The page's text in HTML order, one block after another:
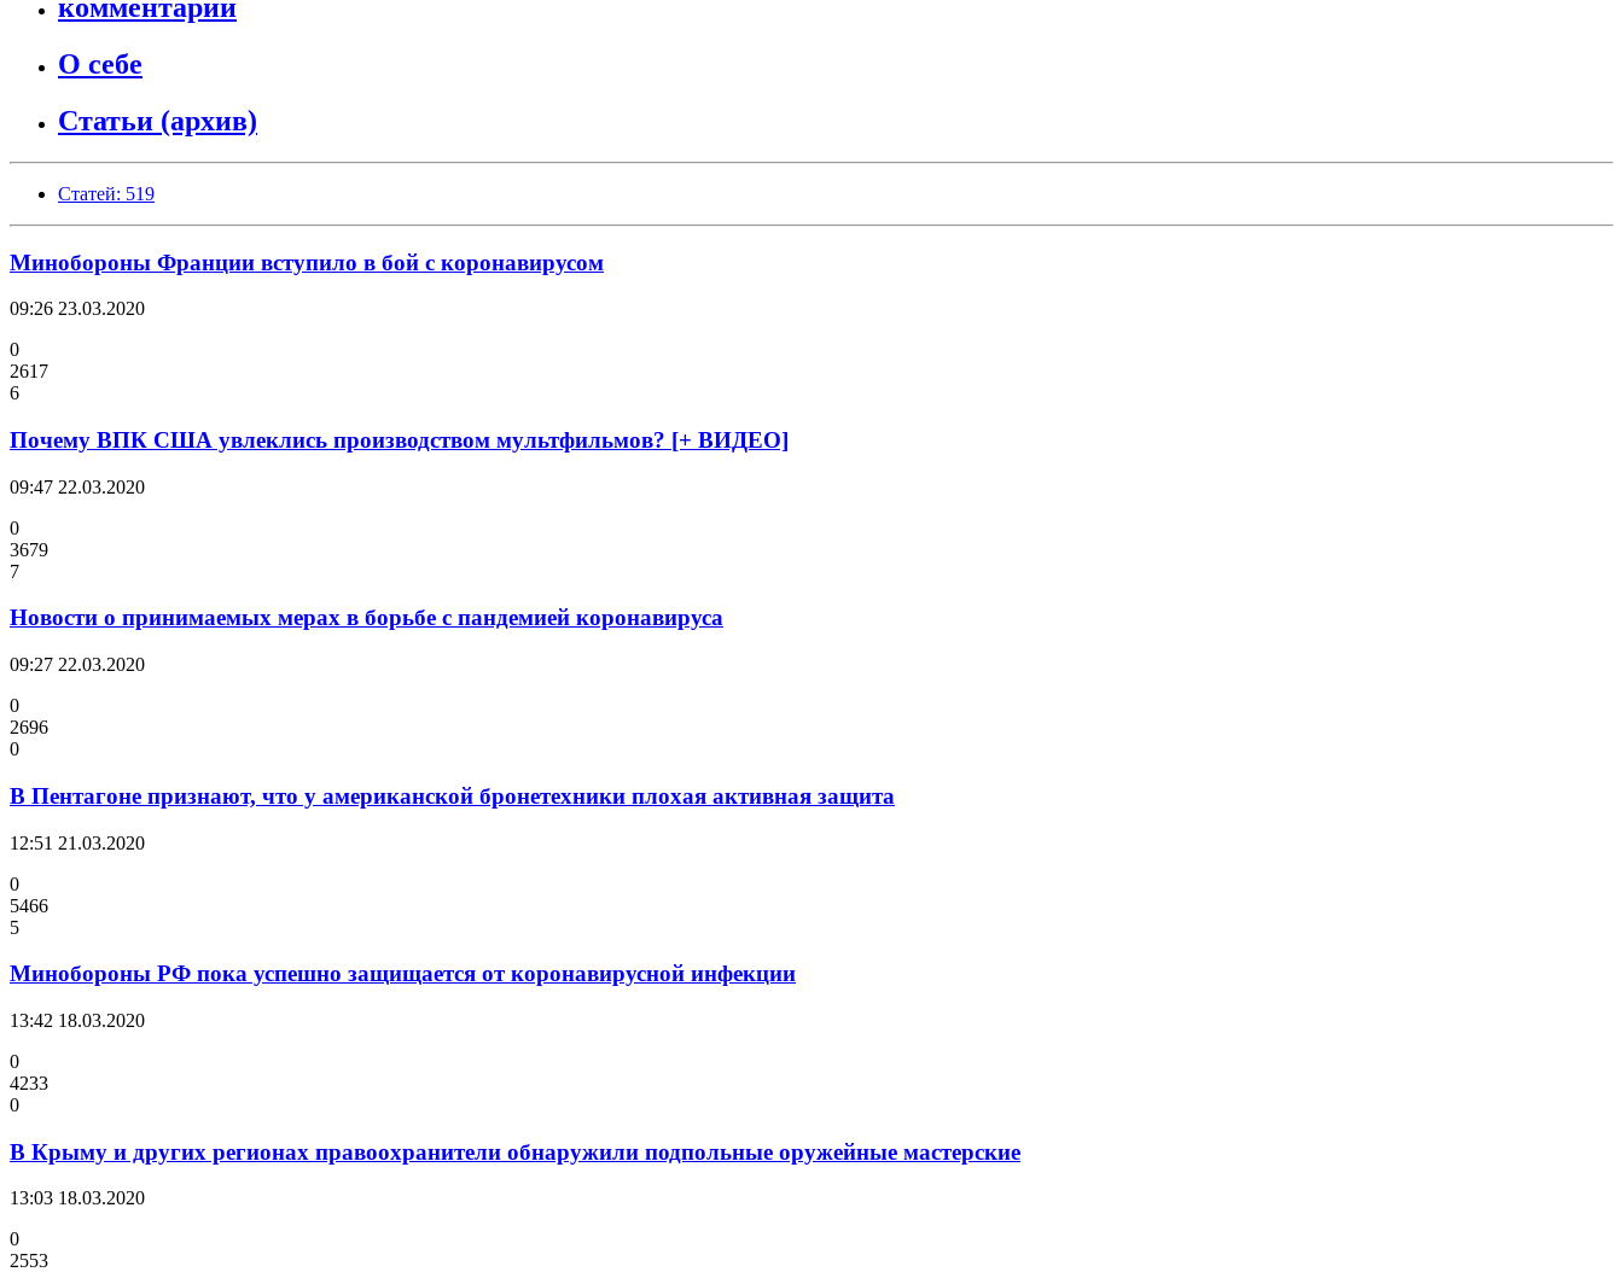
комментарии
О себе
Статьи (архив)
Статей: 519
Минобороны Франции вступило в бой с коронавирусом
09:26 23.03.2020
0
2617
6
Почему ВПК США увлеклись производством мультфильмов? [+ ВИДЕО]
09:47 22.03.2020
0
3679
7
Новости о принимаемых мерах в борьбе с пандемией коронавируса
09:27 22.03.2020
0
2696
0
В Пентагоне признают, что у американской бронетехники плохая активная защита
12:51 21.03.2020
0
5466
5
Минобороны РФ пока успешно защищается от коронавирусной инфекции
13:42 18.03.2020
0
4233
0
В Крыму и других регионах правоохранители обнаружили подпольные оружейные мастерские
13:03 18.03.2020
0
2553